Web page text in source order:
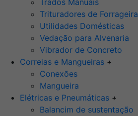
Trados Manuais
Trituradores de Forrageira
Utilidades Domésticas
Vedação para Alvenaria
Vibrador de Concreto
Correias e Mangueiras +
Conexões
Mangueira
Elétricas e Pneumáticas +
Balancim de sustentação